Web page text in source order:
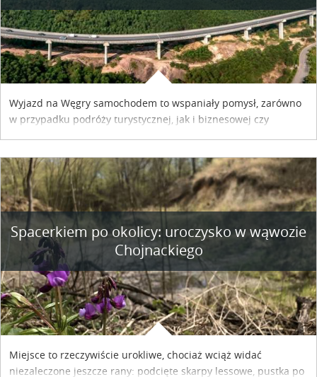
Wyjazd na Węgry samochodem to wspaniały pomysł, zarówno
w przypadku podróży turystycznej, jak i biznesowej czy
współpracy reklamowej z Hungary Vignette.
Spacerkiem po okolicy: uroczysko w wąwozie
Chojnackiego
Miejsce to rzeczywiście urokliwe, chociaż wciąż widać
niezaleczone jeszcze rany: podcięte skarpy lessowe, pustka po